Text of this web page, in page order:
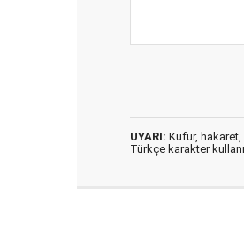
UYARI: Küfür, hakaret,
Türkçe karakter